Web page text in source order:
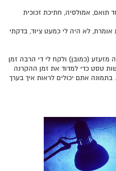
תואם, אמולסיה, חתיכת זכוכית
לא היה לי כמעט ציוד, בדקתי
(כמובן) ולקח לי די הרבה זמן
טסט כדי למדוד את זמן ההקרנה
אתם יכולים לראות איך בערך